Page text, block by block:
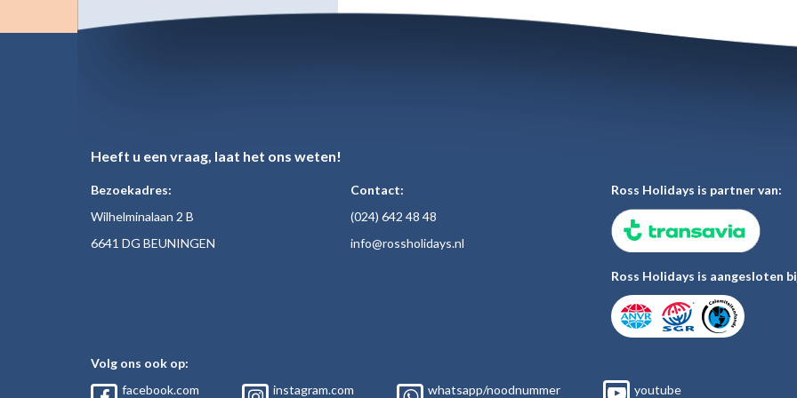
Heeft u een vraag, laat het ons weten!
Bezoekadres:
Wilhelminalaan 2 B
6641 DG BEUNINGEN
Contact:
(024) 642 48 48
info@rossholidays.nl
Ross Holidays is partner van:
Ross Holidays is aangesloten
Volg ons ook op:
facebook.com
instagram.com
whatsapp/noodnummer
youtube